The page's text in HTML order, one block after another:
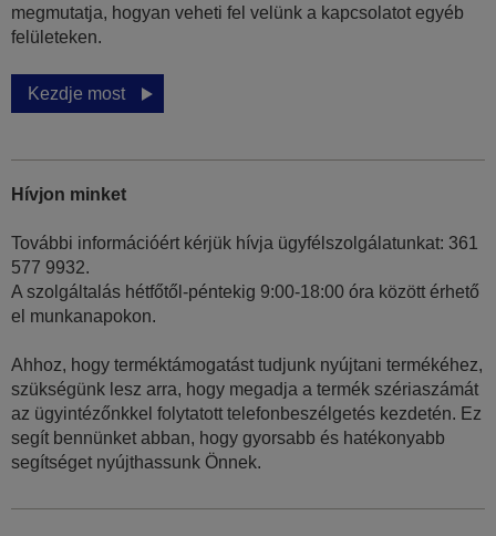
megmutatja, hogyan veheti fel velünk a kapcsolatot egyéb
felületeken.
Kezdje most
Hívjon minket
További információért kérjük hívja ügyfélszolgálatunkat: 361
577 9932.
A szolgáltalás hétfőtől-péntekig 9:00-18:00 óra között érhető
el munkanapokon.
Ahhoz, hogy terméktámogatást tudjunk nyújtani termékéhez,
szükségünk lesz arra, hogy megadja a termék szériaszámát
az ügyintézőnkkel folytatott telefonbeszélgetés kezdetén. Ez
segít bennünket abban, hogy gyorsabb és hatékonyabb
segítséget nyújthassunk Önnek.